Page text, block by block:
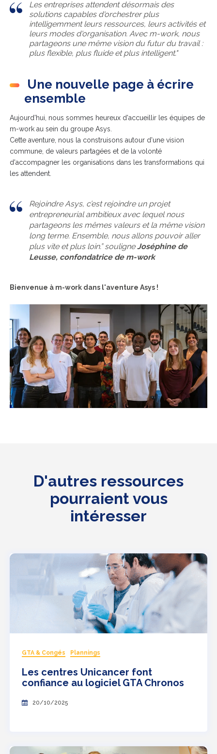
Les entreprises attendent désormais des
solutions capables d'orchestrer plus
intelligemment leurs ressources, leurs activités et
leurs modes d'organisation. Avec m-work, nous
partageons une même vision du futur du travail :
plus flexible, plus fluide et plus intelligent."
Une nouvelle page à écrire
ensemble
Aujourd'hui, nous sommes heureux d'accueillir les équipes de
m-work au sein du groupe Asys.
Cette aventure, nous la construisons autour d'une vision
commune, de valeurs partagées et de la volonté
d'accompagner les organisations dans les transformations qui
les attendent.
Rejoindre Asys, c’est rejoindre un projet
entrepreneurial ambitieux avec lequel nous
partageons les mêmes valeurs et la même vision
long terme. Ensemble, nous allons pouvoir aller
plus vite et plus loin.” souligneJoséphine de
Leusse, confondatrice de m-work
Bienvenue à m-work dans l'aventure Asys !
D'autres ressources
pourraient vous
intéresser
GTA & Congés Plannings
Les centres Unicancer font
confiance au logiciel GTA Chronos
20/10/2025